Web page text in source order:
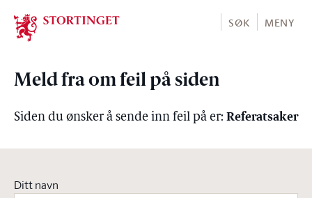
Stortinget.no
SØK MENY
Meld fra om feil på siden
Siden du ønsker å sende inn feil på er: Referatsaker
Ditt navn